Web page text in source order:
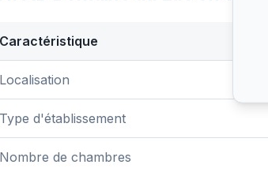
Caractéristique
Localisation
Type d'établissement
Nombre de chambres